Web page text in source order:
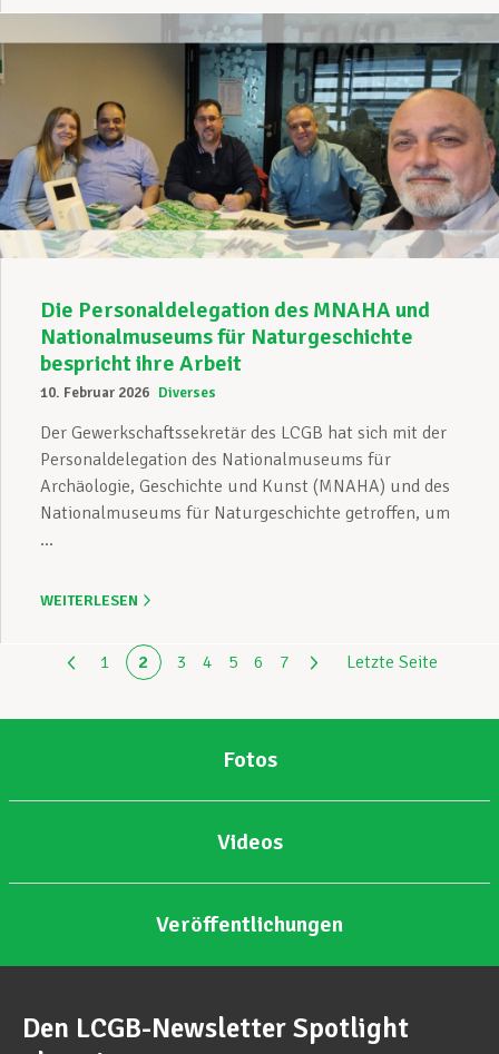
Die Personaldelegation des MNAHA und
Nationalmuseums für Naturgeschichte
bespricht ihre Arbeit
10. Februar 2026 Diverses
Der Gewerkschaftssekretär des LCGB hat sich mit der
Personaldelegation des Nationalmuseums für
Archäologie, Geschichte und Kunst (MNAHA) und des
Nationalmuseums für Naturgeschichte getroffen, um
...
WEITERLESEN
1 2 3 4 5 6 7 Letzte Seite
Fotos
Videos
Veröffentlichungen
Den LCGB-Newsletter Spotlight